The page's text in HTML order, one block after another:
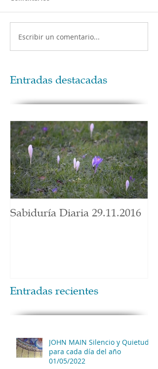
Escribir un comentario...
Entradas destacadas
Sabiduría Diaria 29.11.2016
Entradas recientes
JOHN MAIN Silencio y Quietud
para cada día del año
01/05/2022